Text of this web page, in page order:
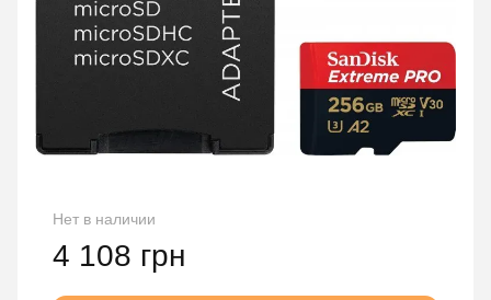
Нет в наличии
4 108 грн